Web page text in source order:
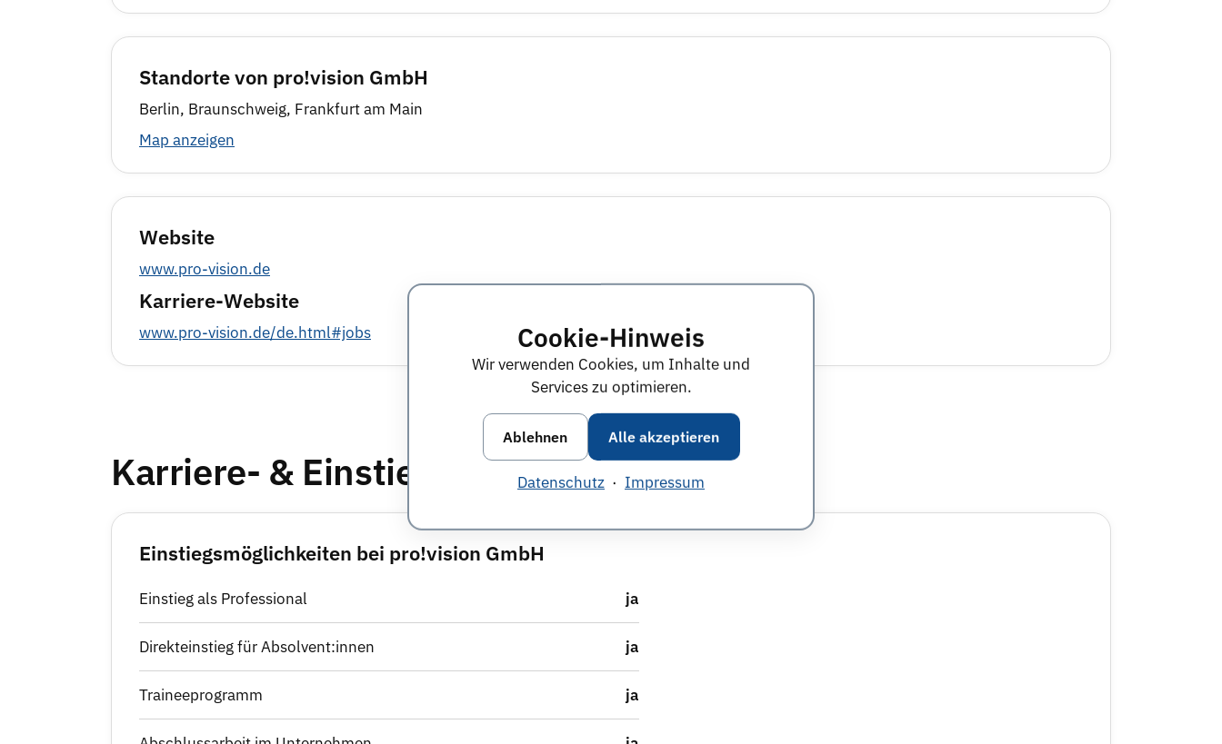
Cookie-Hinweis
Wir verwenden Cookies, um Inhalte und
Services zu optimieren.
Ablehnen Alle akzeptieren
Datenschutz · Impressum
Standorte von pro!vision GmbH
Berlin, Braunschweig, Frankfurt am Main
Map anzeigen
Website
www.pro-vision.de
Karriere-Website
www.pro-vision.de/de.html#jobs
Karriere- & Einstiegsmöglichkeiten
Einstiegsmöglichkeiten bei pro!vision GmbH
Einstieg als Professional ja
Direkteinstieg für Absolvent:innen ja
Traineeprogramm ja